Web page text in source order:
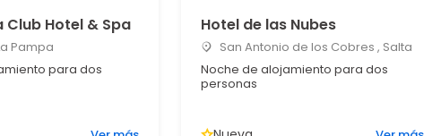
Club Hotel & Spa
Pampa
para dos
Hotel de las Nubes
San Antonio de los Cobres , Salta
Noche de alojamiento para dos
personas